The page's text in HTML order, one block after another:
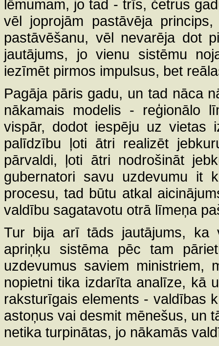
lēmumam, jo tad - trīs, četrus
vēl joprojām pastāvēja
pastāvēšanu, vēl nevarēja dot
jautājums, jo vienu sistēmu
iezīmēt pirmos impulsus, bet
Pagāja pāris gadu, un tad nāca
nākamais modelis - reģionālo
vispār, dodot iespēju uz vietas
palīdzību ļoti ātri realizēt
pārvaldi, ļoti ātri nodrošināt
gubernatori savu uzdevumu
procesu, tad būtu atkal
valdību sagatavotu otrā līmeņa
Tur bija arī tāds jautājums, ka
apriņķu sistēma pēc tam
uzdevumus saviem ministriem,
nopietni tika izdarīta analīze, kā
raksturīgais elements - valdības
astoņus vai desmit mēnešus, un
netika turpinātas, jo nākamās